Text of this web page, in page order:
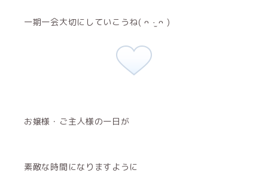
一期一会大切にしていこうね( ᴖ ·̫ ᴖ )
お嬢様・ご主人様の一日が
素敵な時間になりますように